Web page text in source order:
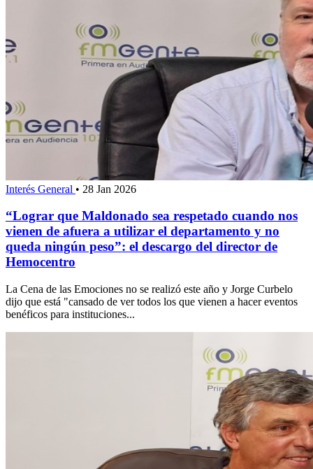
Interés General • 28 Jan 2026
“Lograr que Maldonado sea respetado cuando nos
vienen de afuera a utilizar el departamento y no
queda ningún peso”: el descargo del director de
Hemocentro
La Cena de las Emociones no se realizó este año y Jorge Curbelo
dijo que está "cansado de ver todos los que vienen a hacer eventos
benéficos para instituciones...